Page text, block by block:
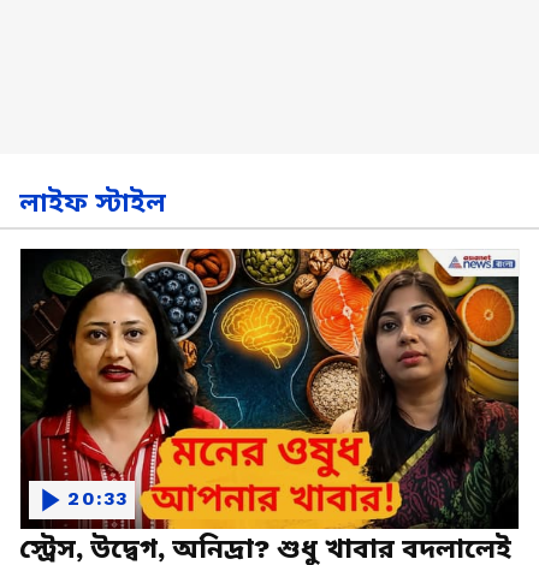
লাইফ স্টাইল
স্ট্রেস, উদ্বেগ, অনিদ্রা? শুধু খাবার বদলালেই
20:33